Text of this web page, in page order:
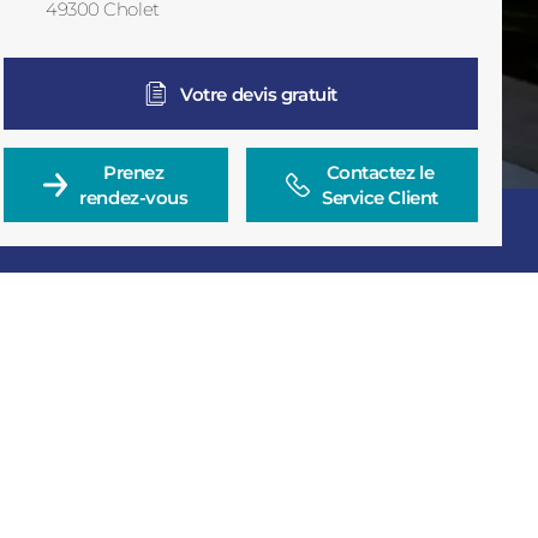
Consulter
49300 Cholet
Votre devis gratuit
Prenez
rendez-vous
Contactez le
Service Client